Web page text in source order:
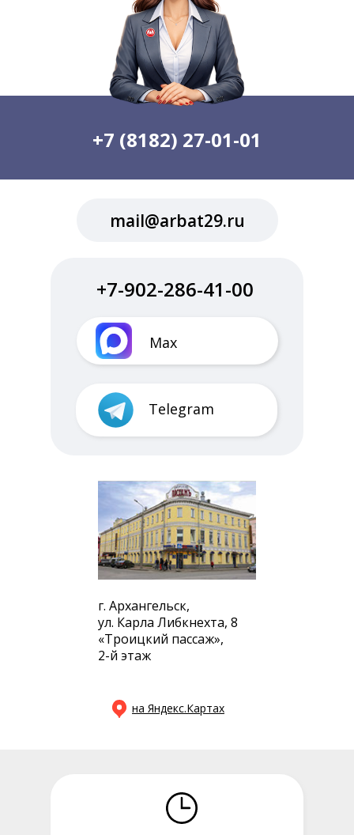
mail@arbat29.ru
+7 (8182) 27-01-01
Max
+7-902-286-41-00
Telegram
г. Архангельск,
ул. Карла Либкнехта, 8
«Троицкий пассаж»,
2-й этаж
на Яндекс.Картах